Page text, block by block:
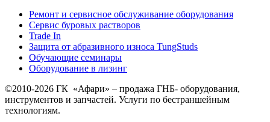
Ремонт и сервисное обслуживание оборудования
Сервис буровых растворов
Trade In
Защита от абразивного износа TungStuds
Обучающие семинары
Оборудование в лизинг
©2010-2026 ГК «Афари» – продажа ГНБ- оборудования,
инструментов и запчастей. Услуги по бестраншейным
технологиям.